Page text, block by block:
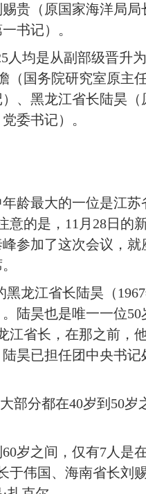
贵（原国家海洋局局
书记）。
均是从副部级晋升
（国务院研究室原主
、黑龙江省长陆昊（
委书记）。
最大的一位是江苏
意的是，11月28日的
参加了这次会议，就
龙江省长陆昊（
陆昊也是唯一一位
江省长，在那之前，
昊已担任团中央书记
分都在40岁到50岁
岁之间，仅有7人是
于伟国、海南省长刘